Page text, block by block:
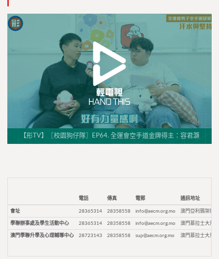
【形TV】〖校園狗仔隊〗EP64. 全運會空手道金牌得主：容君灝
電話 傳真 電郵 通訊地址
會址 28365314 28358558 info@aecm.org.mo 澳門亞利鴉架街9
學聯辦事處及學生活動中心 28365314 28358558 info@aecm.org.mo 澳門慕拉士大馬
澳門學聯升學及心理輔導中心 28723143 28358558 sup@aecm.org.mo 澳門慕拉士大馬